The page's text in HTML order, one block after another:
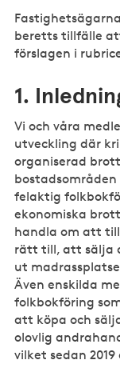
beretts tillfälle
förslagen i
1.
Vi och våra
utveckling där
organiserad
felaktig
ekonomiska
handla om att
rätt till, att sälja
ut
Även enskilda
folkbokföring
att köpa och
olovlig
vilket sedan